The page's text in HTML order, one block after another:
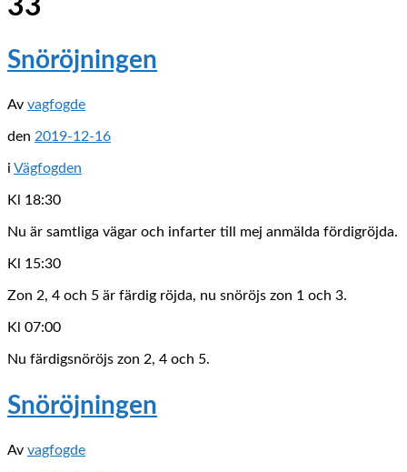
33
Snöröjningen
Av vagfogde
den 2019-12-16
i Vägfogden
Kl 18:30
Nu är samtliga vägar och infarter till mej anmälda fördigröjda.
Kl 15:30
Zon 2, 4 och 5 är färdig röjda, nu snöröjs zon 1 och 3.
Kl 07:00
Nu färdigsnöröjs zon 2, 4 och 5.
Snöröjningen
Av vagfogde